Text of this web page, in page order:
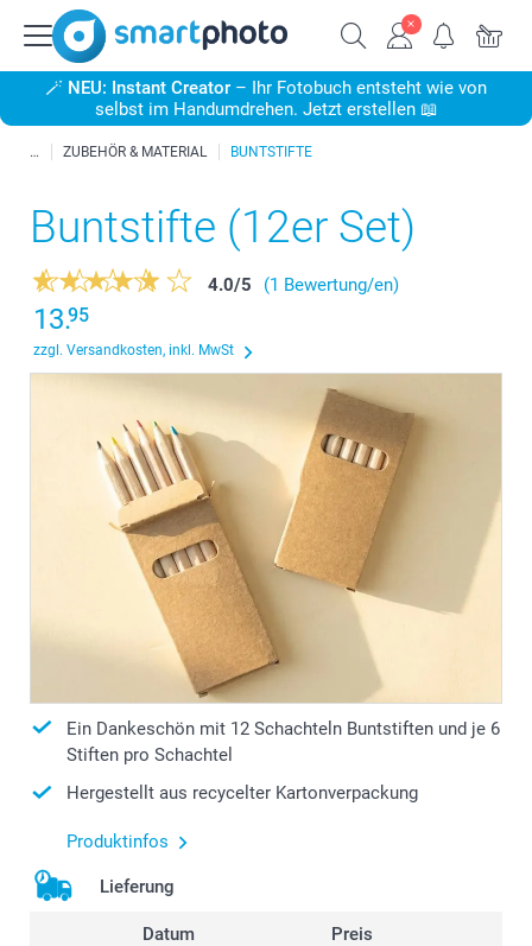
🪄 NEU: Instant Creator – Ihr Fotobuch entsteht wie von
selbst im Handumdrehen. Jetzt erstellen 📖
ZUBEHÖR & MATERIAL BUNTSTIFTE
Buntstifte (12er Set)
4.0/5 (1 Bewertung/en)
13.95
zzgl. Versandkosten, inkl. MwSt
Ein Dankeschön mit 12 Schachteln Buntstiften und je 6
Stiften pro Schachtel
Hergestellt aus recycelter Kartonverpackung
Produktinfos
Lieferung
Datum Preis